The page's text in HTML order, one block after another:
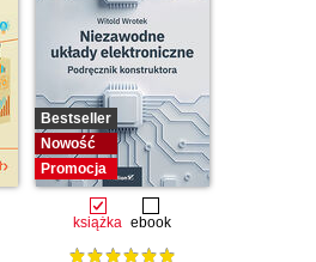
Bestseller
Nowość
Promocja
książka ebook